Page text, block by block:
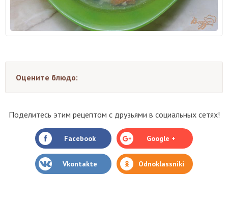
Оцените блюдо:
Поделитесь этим рецептом с друзьями в социальных сетях!
Facebook Google +
Vkontakte Odnoklassniki